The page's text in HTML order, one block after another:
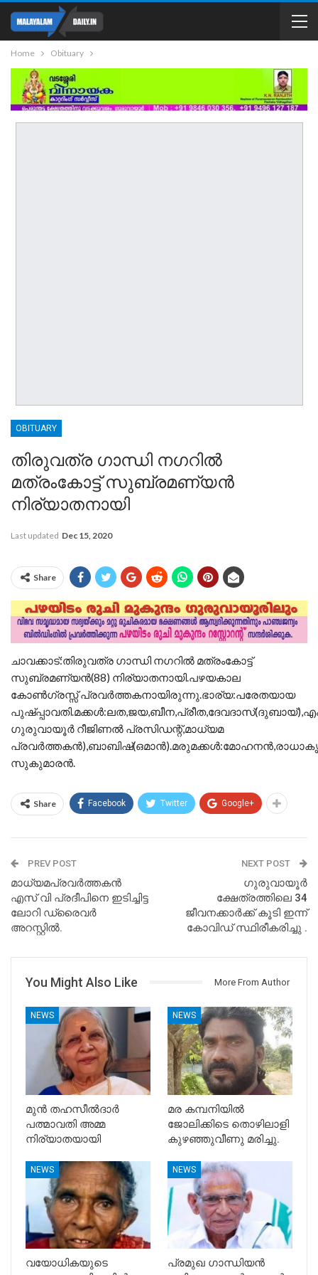
Home Obituary
OBITUARY
തിരുവത്ര ഗാന്ധി നഗറിൽ
മത്രംകോട്ട് സുബ്രമണ്യൻ
നിര്യാതനായി
Last updated Dec 15, 2020
Share
ചാവക്കാട്:തിരുവത്ര ഗാന്ധി നഗറിൽ മത്രംകോട്ട്
സുബ്രമണ്യൻ(88) നിര്യാതനായി.പഴയകാല
കോൺഗ്രസ്സ് പ്രവർത്തകനായിരുന്നു.ഭാര്യ:പരേതയായ
ഗുരുവായൂർ റീജിണൽ പ്രസിഡന്റ്,മാധ്യമ
സുകുമാരൻ.
Share Facebook Twitter Google+
PREV POST
മാധ്യമപ്രവര്‍ത്തകൻ
എസ് വി പ്രദീപിനെ ഇടിച്ചിട്ട
ലോറി ഡ്രൈവര്‍
അറസ്റ്റിൽ.
NEXT POST
ഗുരുവായൂർ
ക്ഷേത്രത്തിലെ 34
ജീവനക്കാർക്ക് കൂടി ഇന്ന്
കോവിഡ് സ്ഥിരീകരിച്ചു .
You Might Also Like More From Author
NEWS
മുൻ തഹസീൽദാർ
പത്മാവതി അമ്മ
നിര്യാതയായി
NEWS
മര കമ്പനിയിൽ
ജോലിക്കിടെ തൊഴിലാളി
കുഴഞ്ഞുവീണു മരിച്ചു.
NEWS
വയോധികയുടെ
NEWS
പ്രമുഖ ഗാന്ധിയൻ